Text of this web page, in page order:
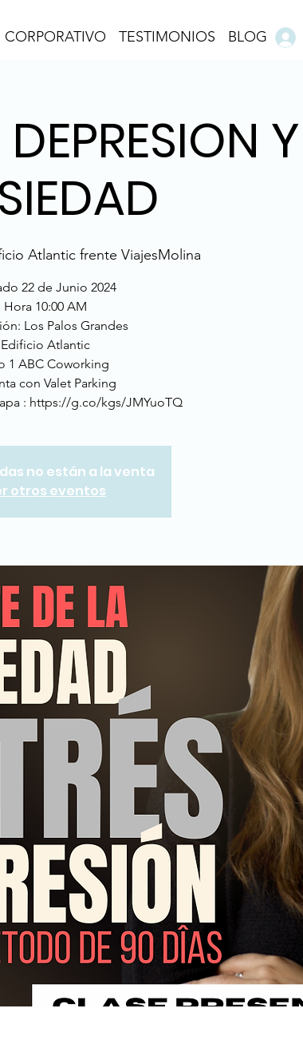
CORPORATIVO TESTIMONIOS BLOG
Y
Atlantic frente ViajesMolina
22 de Junio 2024
Hora 10:00 AM
Los Palos Grandes
Edificio Atlantic
1 ABC Coworking
con Valet Parking
: https://g.co/kgs/JMYuoTQ
no están a la venta
otros eventos